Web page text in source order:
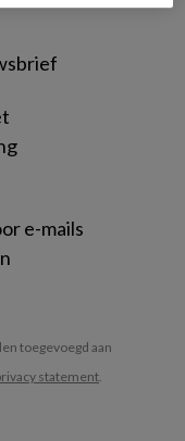
e-mails
toegevoegd aan
statement.